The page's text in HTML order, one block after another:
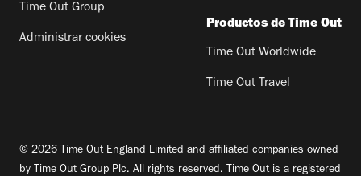
Time Out Group
Administrar cookies
Productos de Time Out
Time Out Worldwide
Time Out Travel
© 2026 Time Out England Limited and affiliated companies owned
by Time Out Group Plc. All rights reserved. Time Out is a registered